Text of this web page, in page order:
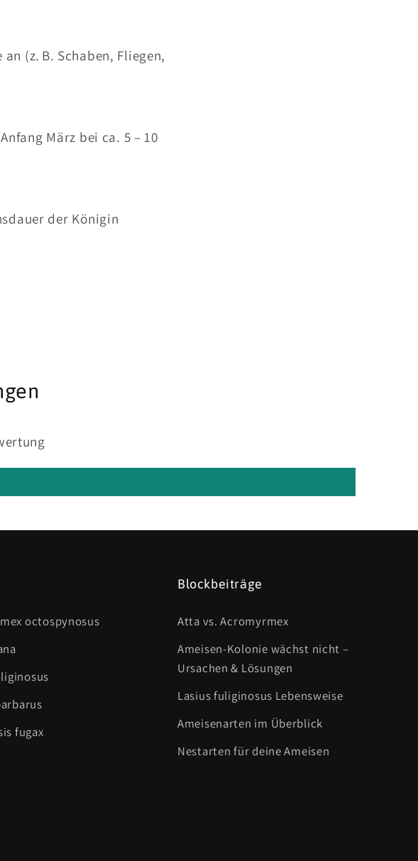
(z. B. Schaben, Fliegen,
März bei ca. 5 – 10
der Königin
octospynosus
fugax
Blockbeiträge
Atta vs. Acromyrmex
Ameisen-Kolonie wächst nicht –
Ursachen & Lösungen
Lasius fuliginosus Lebensweise
Ameisenarten im Überblick
Nestarten für deine Ameisen